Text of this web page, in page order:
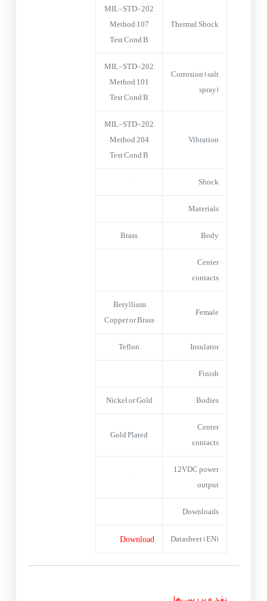
Thermal Shock
MIL-STD-202
Method 107
Test Cond B
Corrosion (salt
spray)
MIL-STD-202
Method 101
Test Cond B
Vibration
MIL-STD-202
Method 204
Test Cond B
Shock
–
Materials
Body
Brass
Center
contacts
Female
Beryllium
Copper or Brass
Insulator
Teflon
Finish
Bodies
Nickel or Gold
Center
contacts
Gold Plated
12VDC power
output
–
Downloads
Datasheet (EN)
Download